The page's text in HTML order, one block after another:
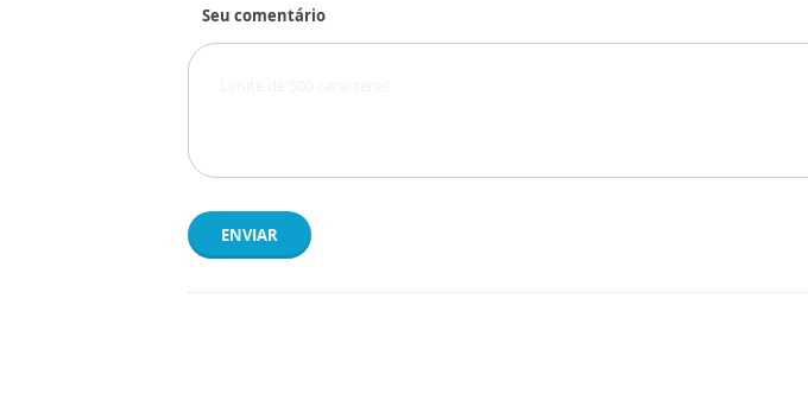
Seu comentário
ENVIAR